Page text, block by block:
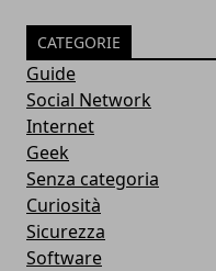
CATEGORIE
Guide
Social Network
Internet
Geek
Senza categoria
Curiosità
Sicurezza
Software